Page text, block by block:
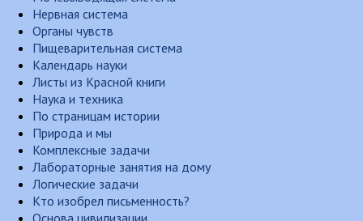
Нервная система
Органы чувств
Пищеварительная система
Календарь науки
Листы из Красной книги
Наука и техника
По страницам истории
Природа и мы
Комплексные задачи
Лабораторные занятия на дому
Логические задачи
Кто изобрел письменность?
Основа цивилизации